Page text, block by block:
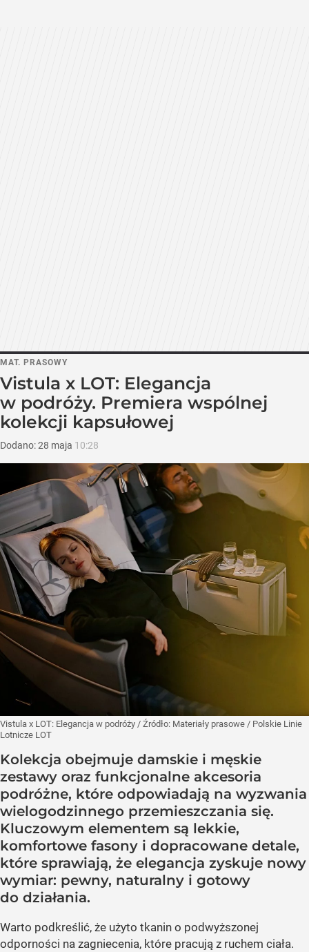
MAT. PRASOWY
Vistula x LOT: Elegancja
w podróży. Premiera wspólnej
kolekcji kapsułowej
Dodano:28 maja 10:28
Vistula x LOT: Elegancja w podróży / Źródło: Materiały prasowe / Polskie Linie
Lotnicze LOT
Kolekcja obejmuje damskie i męskie
zestawy oraz funkcjonalne akcesoria
podróżne, które odpowiadają na wyzwania
wielogodzinnego przemieszczania się.
Kluczowym elementem są lekkie,
komfortowe fasony i dopracowane detale,
które sprawiają, że elegancja zyskuje nowy
wymiar: pewny, naturalny i gotowy
do działania.
Warto podkreślić, że użyto tkanin o podwyższonej
odporności na zagniecenia, które pracują z ruchem ciała.